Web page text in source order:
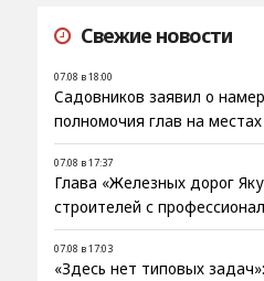
Свежие новости
07.08 в 18:00
Садовников заявил о
полномочия глав на местах
07.08 в 17:37
Глава «Железных дорог
строителей с
07.08 в 17:03
«Здесь нет типовых